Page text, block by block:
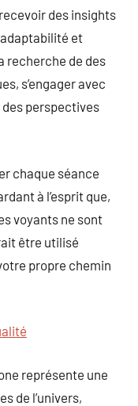
des insights
et
recherche de des
s’engager avec
perspectives
chaque séance
à l’esprit que,
voyants ne sont
être utilisé
propre chemin
représente une
de l’univers,